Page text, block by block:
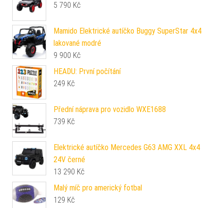
5 790 Kč
Mamido Elektrické autíčko Buggy SuperStar 4x4
lakované modré
9 900 Kč
HEADU: První počítání
249 Kč
Přední náprava pro vozidlo WXE1688
739 Kč
Elektrické autíčko Mercedes G63 AMG XXL 4x4
24V černé
13 290 Kč
Malý míč pro americký fotbal
129 Kč